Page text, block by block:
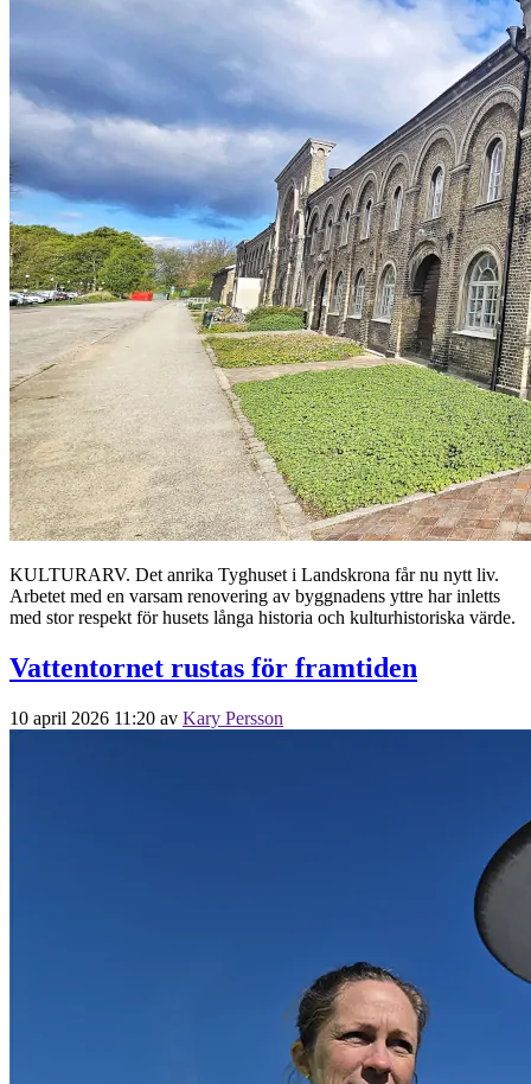
KULTURARV. Det anrika Tyghuset i Landskrona får nu nytt liv.
Arbetet med en varsam renovering av byggnadens yttre har inletts
med stor respekt för husets långa historia och kulturhistoriska värde.
Vattentornet rustas för framtiden
10 april 2026 11:20 av Kary Persson